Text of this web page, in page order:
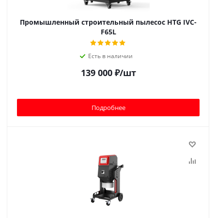
Промышленный строительный пылесос HTG IVC-
F65L
Есть в наличии
139 000₽/шт
Подробнее